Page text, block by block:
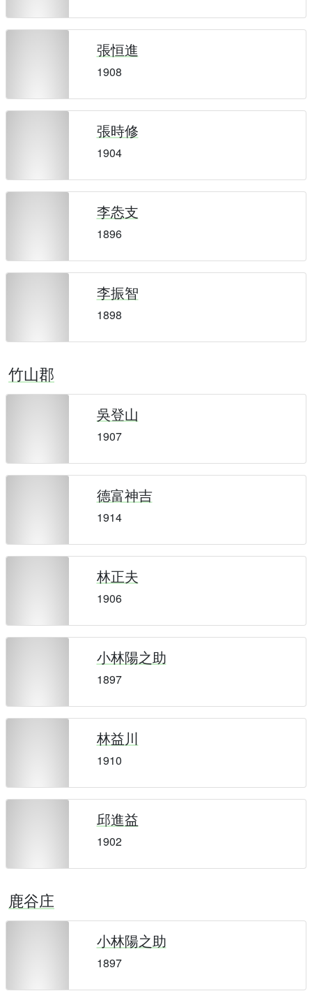
張恒進
1908
張時修
1904
李怣支
1896
李振智
1898
竹山郡
吳登山
1907
德富神吉
1914
林正夫
1906
小林陽之助
1897
林益川
1910
邱進益
1902
鹿谷庄
小林陽之助
1897